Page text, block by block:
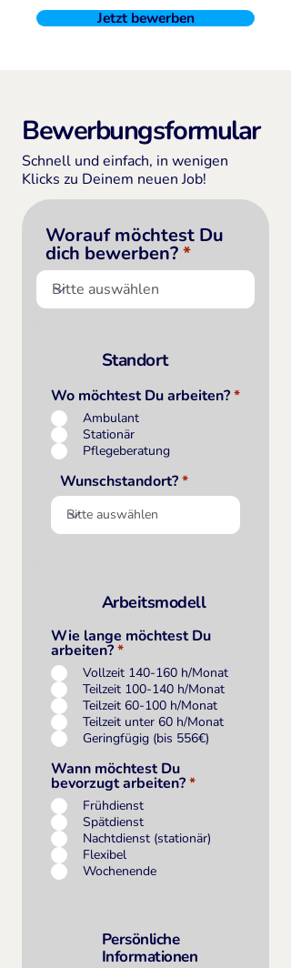
Jetzt bewerben
Bewerbungsformular
Schnell und einfach, in wenigen
Klicks zu Deinem neuen Job!
Worauf möchtest Du
dich bewerben?
Standort
Wo möchtest Du arbeiten?*
Ambulant
Stationär
Pflegeberatung
Wunschstandort?
Arbeitsmodell
Wie lange möchtest Du
arbeiten?*
Vollzeit 140-160 h/Monat
Teilzeit 100-140 h/Monat
Teilzeit 60-100 h/Monat
Teilzeit unter 60 h/Monat
Geringfügig (bis 556€)
Wann möchtest Du
bevorzugt arbeiten?*
Frühdienst
Spätdienst
Nachtdienst (stationär)
Flexibel
Wochenende
Persönliche
Informationen